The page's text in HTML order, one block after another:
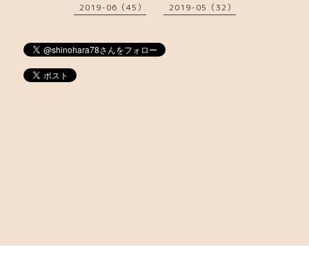
2019-06（45） 2019-05（32）